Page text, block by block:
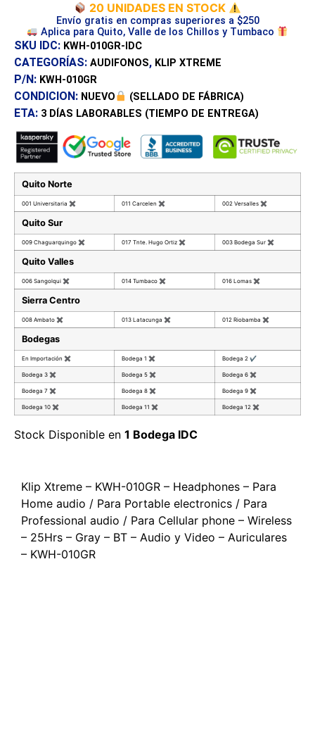
20 UNIDADES EN STOCK
Envío gratis en compras superiores a $250
Aplica para Quito, Valle de los Chillos y Tumbaco
SKU IDC: KWH-010GR-IDC
CATEGORÍAS: AUDIFONOS, KLIP XTREME
P/N: KWH-010GR
CONDICION: NUEVO (SELLADO DE FÁBRICA)
ETA: 3 DÍAS LABORABLES (TIEMPO DE ENTREGA)
Quito Norte
001 Universitaria ✖ 011 Carcelen ✖ 002 Versalles ✖
Quito Sur
009 Chaguarquingo ✖ 017 Tnte. Hugo Ortiz ✖ 003 Bodega Sur ✖
Quito Valles
006 Sangolqui ✖ 014 Tumbaco ✖ 016 Lomas ✖
Sierra Centro
008 Ambato ✖ 013 Latacunga ✖ 012 Riobamba ✖
Bodegas
En Importación ✖ Bodega 1 ✖ Bodega 2 ✔
Bodega 3 ✖ Bodega 5 ✖ Bodega 6 ✖
Bodega 7 ✖ Bodega 8 ✖ Bodega 9 ✖
Bodega 10 ✖ Bodega 11 ✖ Bodega 12 ✖
Stock Disponible en 1 Bodega IDC
Klip Xtreme – KWH-010GR – Headphones – Para
Home audio / Para Portable electronics / Para
Professional audio / Para Cellular phone – Wireless
– 25Hrs – Gray – BT – Audio y Video – Auriculares
– KWH-010GR